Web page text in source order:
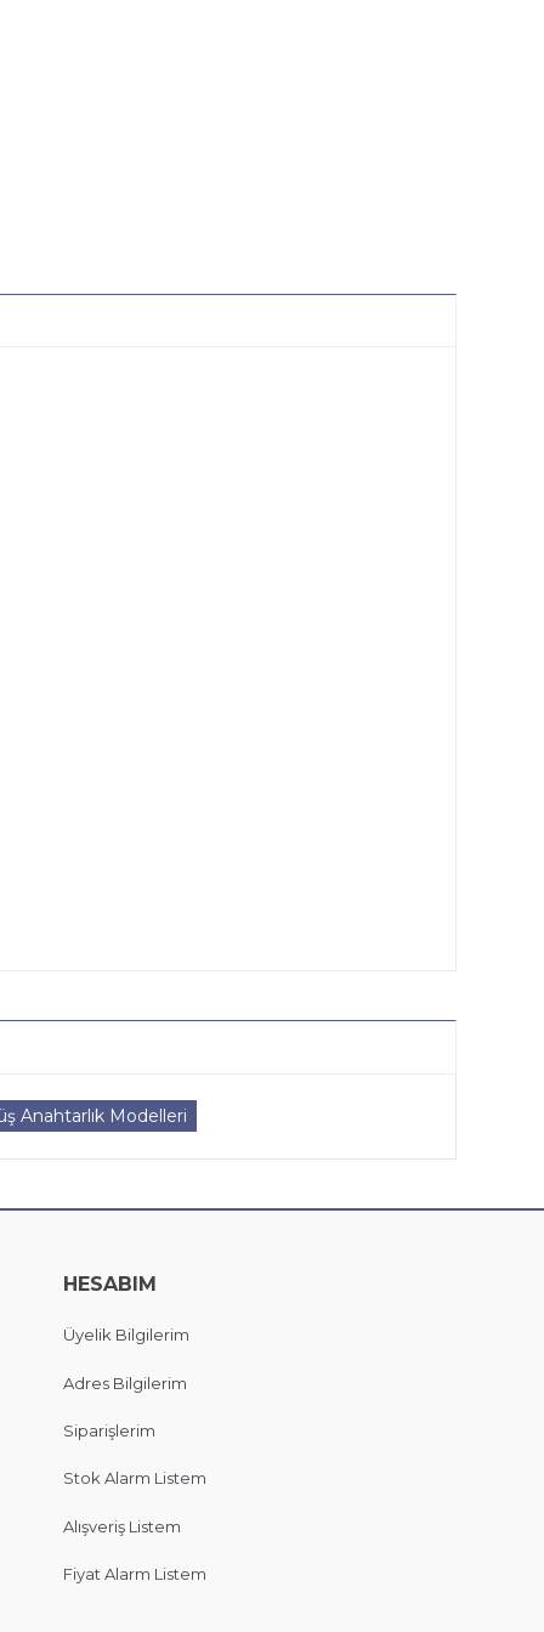
Anahtarlık Modelleri
HESABIM
Üyelik Bilgilerim
Adres Bilgilerim
Siparişlerim
Stok Alarm Listem
Alışveriş Listem
Fiyat Alarm Listem